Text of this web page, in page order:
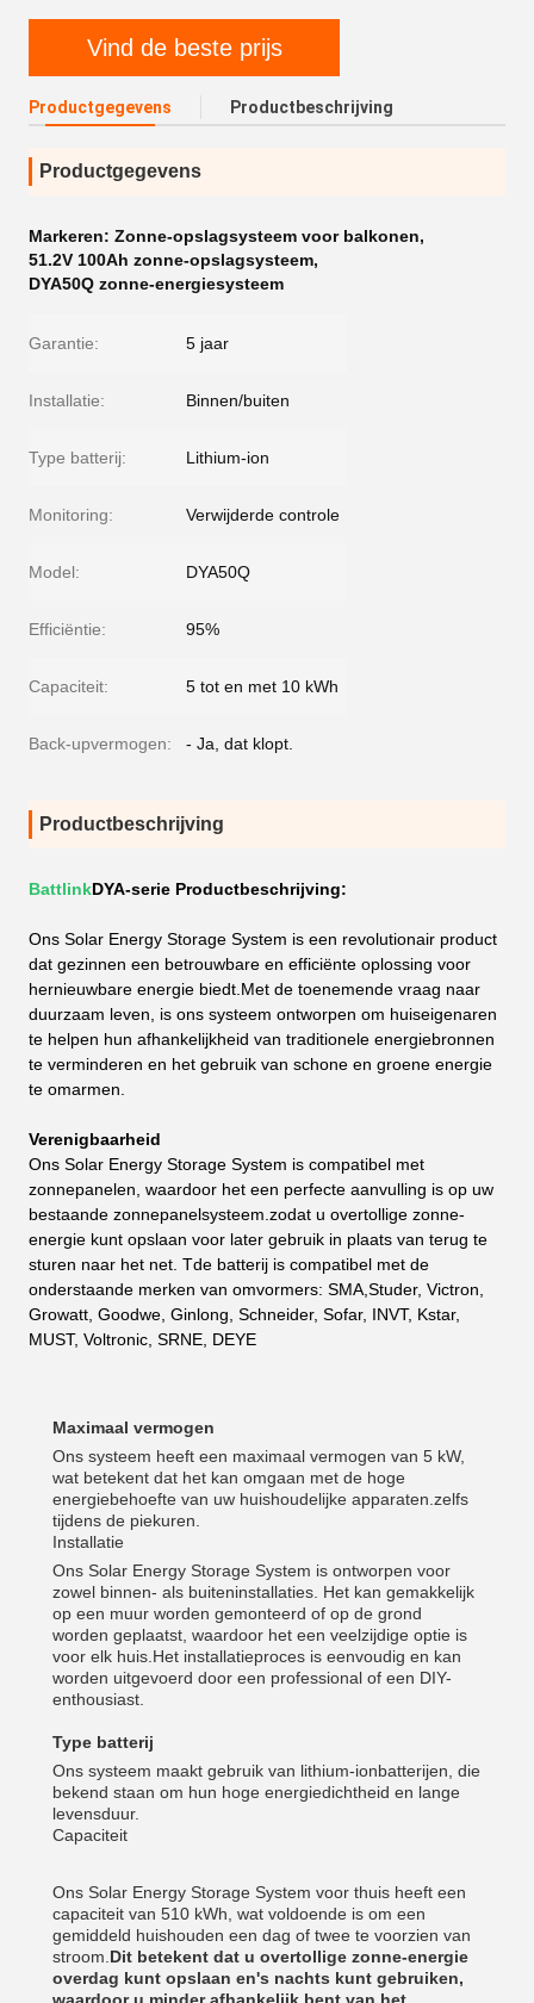
Vind de beste prijs
Productgegevens Productbeschrijving
Productgegevens
Markeren: Zonne-opslagsysteem voor balkonen,
51.2V 100Ah zonne-opslagsysteem,
DYA50Q zonne-energiesysteem
Garantie: 5 jaar
Installatie: Binnen/buiten
Type batterij: Lithium-ion
Monitoring: Verwijderde controle
Model: DYA50Q
Efficiëntie: 95%
Capaciteit: 5 tot en met 10 kWh
Back-upvermogen: - Ja, dat klopt.
Productbeschrijving
BattlinkDYA-serie Productbeschrijving:
Ons Solar Energy Storage System is een revolutionair product
dat gezinnen een betrouwbare en efficiënte oplossing voor
hernieuwbare energie biedt.Met de toenemende vraag naar
duurzaam leven, is ons systeem ontworpen om huiseigenaren
te helpen hun afhankelijkheid van traditionele energiebronnen
te verminderen en het gebruik van schone en groene energie
te omarmen.
Verenigbaarheid
Ons Solar Energy Storage System is compatibel met
zonnepanelen, waardoor het een perfecte aanvulling is op uw
bestaande zonnepanelsysteem.zodat u overtollige zonne-
energie kunt opslaan voor later gebruik in plaats van terug te
sturen naar het net. Tde batterij is compatibel met de
onderstaande merken van omvormers: SMA, Studer, Victron,
Growatt, Goodwe, Ginlong, Schneider, Sofar, INVT, Kstar,
MUST, Voltronic, SRNE, DEYE
Maximaal vermogen
Ons systeem heeft een maximaal vermogen van 5 kW,
wat betekent dat het kan omgaan met de hoge
energiebehoefte van uw huishoudelijke apparaten.zelfs
tijdens de piekuren.
Installatie
Ons Solar Energy Storage System is ontworpen voor
zowel binnen- als buiteninstallaties. Het kan gemakkelijk
op een muur worden gemonteerd of op de grond
worden geplaatst, waardoor het een veelzijdige optie is
voor elk huis.Het installatieproces is eenvoudig en kan
worden uitgevoerd door een professional of een DIY-
enthousiast.
Type batterij
Ons systeem maakt gebruik van lithium-ionbatterijen, die
bekend staan om hun hoge energiedichtheid en lange
levensduur.
Capaciteit
Ons Solar Energy Storage System voor thuis heeft een
capaciteit van 510 kWh, wat voldoende is om een
gemiddeld huishouden een dag of twee te voorzien van
stroom. Dit betekent dat u overtollige zonne-energie
overdag kunt opslaan en's nachts kunt gebruiken,